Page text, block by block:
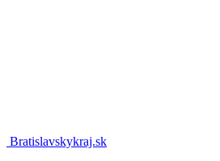
Bratislavskykraj.sk